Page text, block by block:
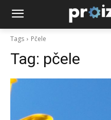
Tags Pčele
Tag: pčele